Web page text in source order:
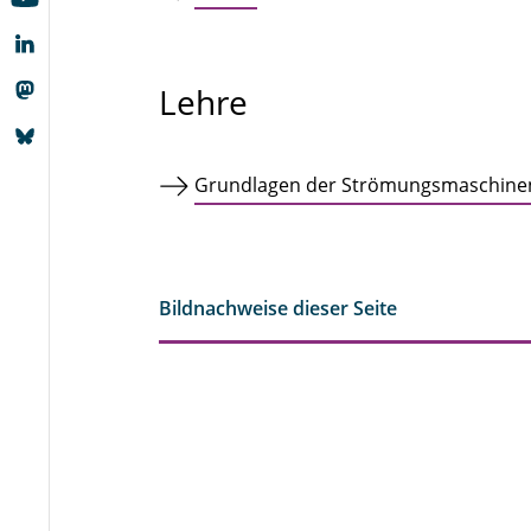
Lehre
Grundlagen der
Bildnachweise dieser Seite